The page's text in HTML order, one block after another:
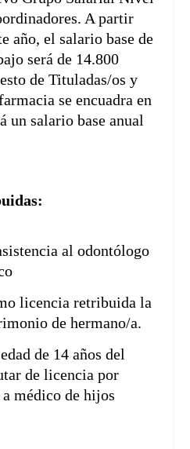
A partir
año, el salario base de
será de 14.800
de Tituladas/os y
se encuadra en
un salario base anual
al odontólogo
licencia retribuida la
de hermano/a.
de 14 años del
de licencia por
médico de hijos